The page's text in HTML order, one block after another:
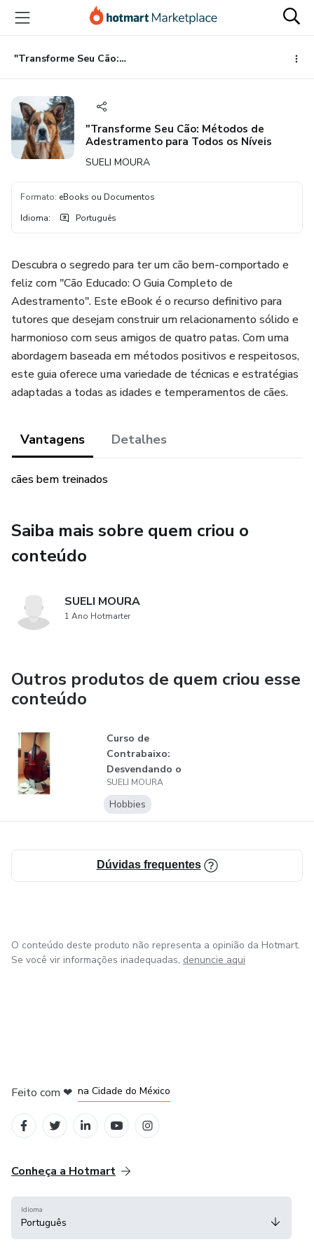
para
conteúdo
principal
para
pagamento
para
rodapé
"Transforme Seu Cão: Métodos de Adestramento para Todos os Níveis
"Transforme Seu Cão: Métodos de
Adestramento para Todos os Níveis
SUELI MOURA
Formato: eBooks ou Documentos
Idioma: Português
Descubra o segredo para ter um cão bem-comportado e
feliz com "Cão Educado: O Guia Completo de
Adestramento". Este eBook é o recurso definitivo para
tutores que desejam construir um relacionamento sólido e
harmonioso com seus amigos de quatro patas. Com uma
abordagem baseada em métodos positivos e respeitosos,
este guia oferece uma variedade de técnicas e estratégias
adaptadas a todas as idades e temperamentos de cães.
Vantagens Detalhes
cães bem treinados
Saiba mais sobre quem criou o
conteúdo
SUELI MOURA
1 Ano Hotmarter
Outros produtos de quem criou esse
conteúdo
Curso de
Contrabaixo:
Desvendando o
Gigante das
Cordas
SUELI MOURA
Hobbies
Dúvidas frequentes
O conteúdo deste produto não representa a opinião da Hotmart.
Se você vir informações inadequadas, denuncie aqui
Feito com ❤ na Cidade do México
Conheça a Hotmart
Idioma
Português